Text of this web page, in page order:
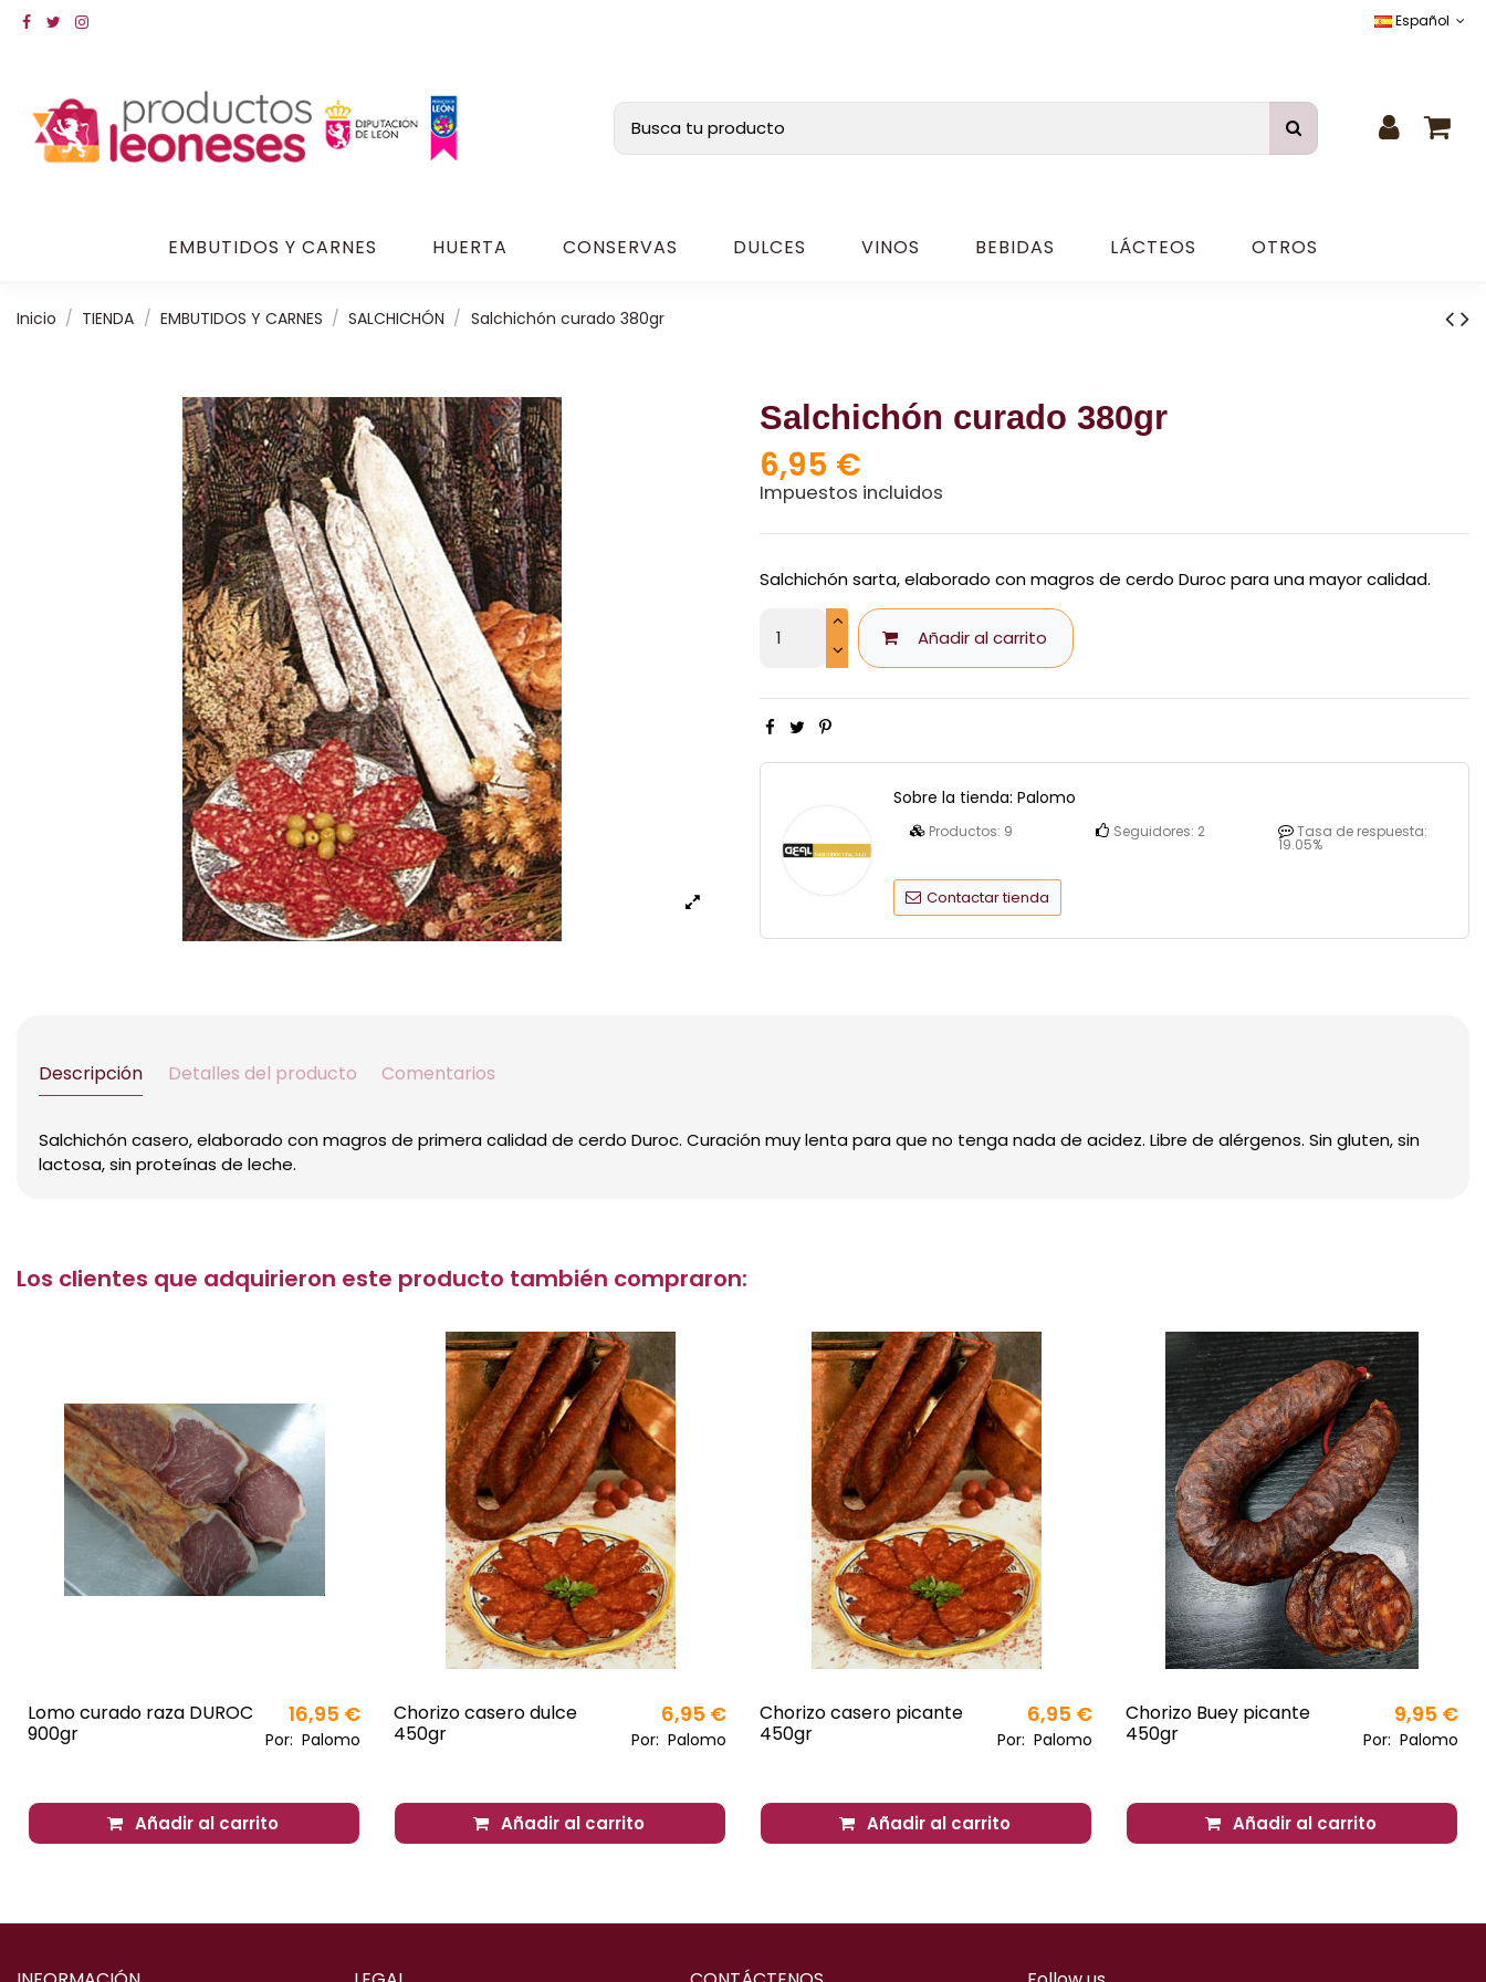
Español
EMBUTIDOS Y CARNES HUERTA CONSERVAS DULCES VINOS BEBIDAS LÁCTEOS OTROS
Inicio TIENDA EMBUTIDOS Y CARNES SALCHICHÓN Salchichón curado 380gr
Salchichón curado 380gr
6,95 €
Impuestos incluidos
Salchichón sarta, elaborado con magros de cerdo Duroc para una mayor calidad.
Añadir al carrito
Sobre la tienda: Palomo
Productos: 9 Seguidores: 2 Tasa de respuesta:
19.05%
Contactar tienda
Descripción Detalles del producto Comentarios
Salchichón casero, elaborado con magros de primera calidad de cerdo Duroc. Curación muy lenta para que no tenga nada de acidez. Libre de alérgenos. Sin gluten, sin
lactosa, sin proteínas de leche.
Los clientes que adquirieron este producto también compraron:
Lomo curado raza DUROC
900gr
16,95 €
Por: Palomo
Añadir al carrito
Chorizo casero dulce
450gr
6,95 €
Por: Palomo
Añadir al carrito
Chorizo casero picante
450gr
6,95 €
Por: Palomo
Añadir al carrito
Chorizo Buey picante
450gr
9,95 €
Por: Palomo
Añadir al carrito